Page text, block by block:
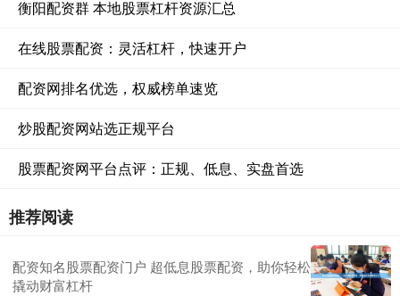
衡阳配资群 本地股票杠杆资源汇总
在线股票配资：灵活杠杆，快速开户
配资网排名优选，权威榜单速览
炒股配资网站选正规平台
股票配资网平台点评：正规、低息、实盘首选
推荐阅读
配资知名股票配资门户 超低息股票配资，助你轻松
撬动财富杠杆